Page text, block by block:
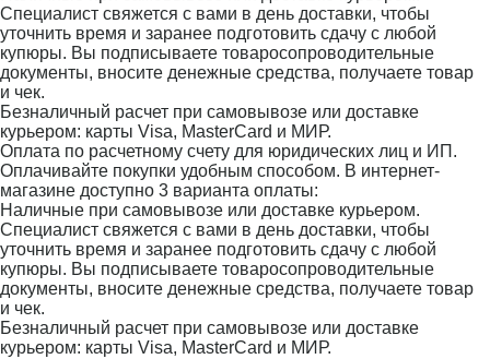
Специалист свяжется с вами в день доставки, чтобы
уточнить время и заранее подготовить сдачу с любой
купюры. Вы подписываете товаросопроводительные
документы, вносите денежные средства, получаете товар
и чек.
Безналичный расчет при самовывозе или доставке
курьером: карты Visa, MasterCard и МИР.
Оплата по расчетному счету для юридических лиц и ИП.
Оплачивайте покупки удобным способом. В интернет-
магазине доступно 3 варианта оплаты:
Наличные при самовывозе или доставке курьером.
Специалист свяжется с вами в день доставки, чтобы
уточнить время и заранее подготовить сдачу с любой
купюры. Вы подписываете товаросопроводительные
документы, вносите денежные средства, получаете товар
и чек.
Безналичный расчет при самовывозе или доставке
курьером: карты Visa, MasterCard и МИР.